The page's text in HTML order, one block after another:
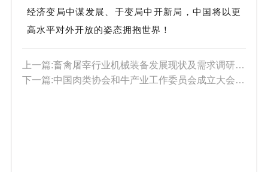
经济变局中谋发展、于变局中开新局，中国将以更
高水平对外开放的姿态拥抱世界！
上一篇:畜禽屠宰行业机械装备发展现状及需求调研座谈活动圆满结束
下一篇:中国肉类协会和牛产业工作委员会成立大会在厦门召开